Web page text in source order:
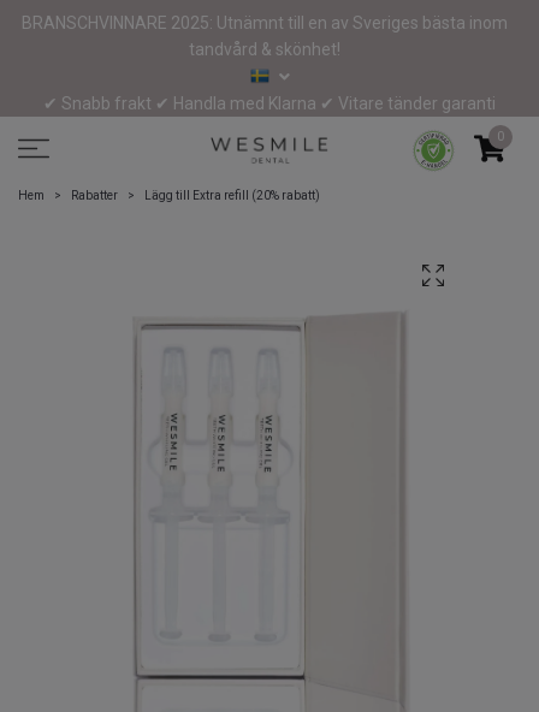
BRANSCHVINNARE 2025: Utnämnt till en av Sveriges bästa inom
tandvård & skönhet!
✔ Snabb frakt ✔ Handla med Klarna ✔ Vitare tänder garanti
0
Hem Rabatter Lägg till Extra refill (20% rabatt)